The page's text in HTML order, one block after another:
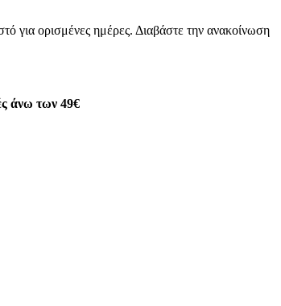
για ορισμένες ημέρες. Διαβάστε την ανακοίνωση
άνω των 49€